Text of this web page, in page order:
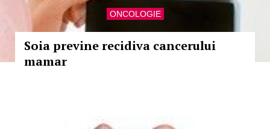
ONCOLOGIE
Soia previne recidiva cancerului
mamar